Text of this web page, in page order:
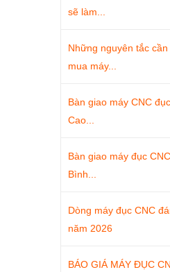
sẽ làm...
Những nguyên tắc
mua máy...
Bàn giao máy CNC
Cao...
Bàn giao máy đục
Bình...
Dòng máy đục CNC
năm 2026
BÁO GIÁ MÁY ĐỤC